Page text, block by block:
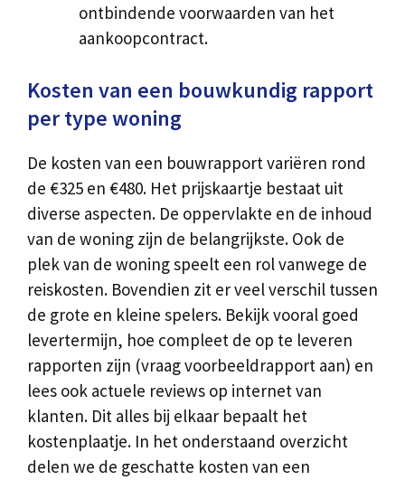
ontbindende voorwaarden van het
aankoopcontract.
Kosten van een bouwkundig rapport
per type woning
De kosten van een bouwrapport variëren rond
de €325 en €480. Het prijskaartje bestaat uit
diverse aspecten. De oppervlakte en de inhoud
van de woning zijn de belangrijkste. Ook de
plek van de woning speelt een rol vanwege de
reiskosten. Bovendien zit er veel verschil tussen
de grote en kleine spelers. Bekijk vooral goed
levertermijn, hoe compleet de op te leveren
rapporten zijn (vraag voorbeeldrapport aan) en
lees ook actuele reviews op internet van
klanten. Dit alles bij elkaar bepaalt het
kostenplaatje. In het onderstaand overzicht
delen we de geschatte kosten van een